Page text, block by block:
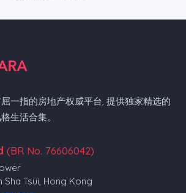
一指的房地产权威平台, 提供独家精选的
生活合集。
(BR No. 76606042)
Sha Tsui, Hong Kong